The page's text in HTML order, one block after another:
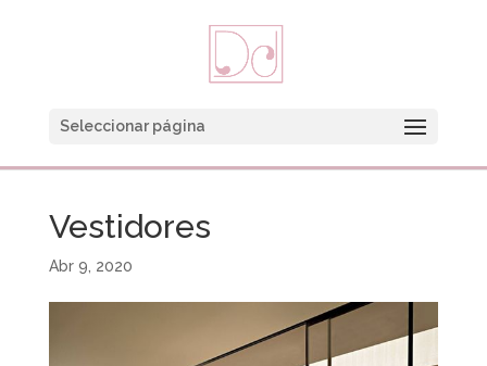
Seleccionar página
Vestidores
Abr 9, 2020